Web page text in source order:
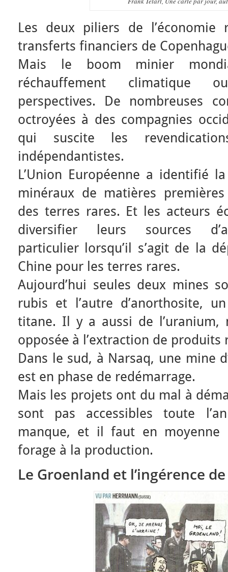
Les deux piliers de
transferts financiers de
Mais le boom minier
réchauffement climatique
perspectives. De nombreuses
octroyées à des compagnies
qui suscite les
indépendantistes.
L’Union Européenne a identifié
minéraux de matières
des terres rares. Et les acteurs
diversifier leurs sources
particulier lorsqu’il s’agit de la
Chine pour les terres rares.
Aujourd’hui seules deux mines
rubis et l’autre d’anorthosite,
titane. Il y a aussi de l’uranium,
opposée à l’extraction de produits
Dans le sud, à Narsaq, une mine
est en phase de redémarrage.
Mais les projets ont du mal à
sont pas accessibles toute
manque, et il faut en moyenne
forage à la production.
Le Groenland et l’ingérence